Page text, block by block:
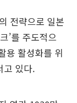
전략으로 일본
’를 주도적으
용 활성화를 위
고 있다.